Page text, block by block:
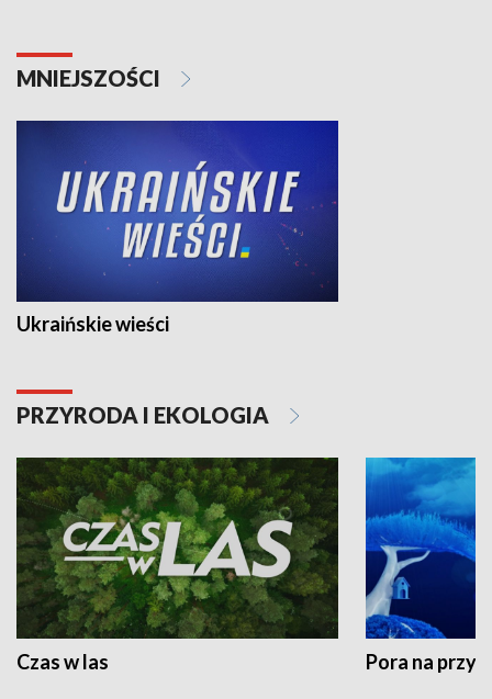
MNIEJSZOŚCI
Ukraińskie wieści
PRZYRODA I EKOLOGIA
Czas w las Pora na